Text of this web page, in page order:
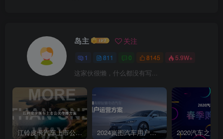
岛主 关注
1 811 0 8145 5.9W+
这家伙很懒，什么都没有写...
江铃皮卡汽车上市公关传播策划案 2024岚图汽车用户运营方案